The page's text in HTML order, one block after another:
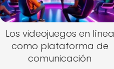
Los videojuegos en línea
como plataforma de
comunicación